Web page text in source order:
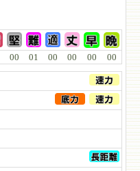
00 01 00 00 00 00